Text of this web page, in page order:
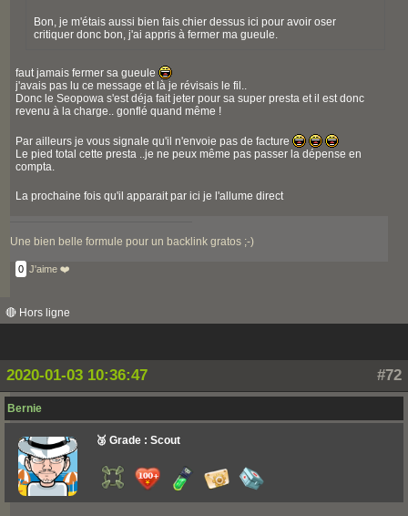
Bon, je m'étais aussi bien fais chier dessus ici pour avoir oser
critiquer donc bon, j'ai appris à fermer ma gueule.
faut jamais fermer sa gueule
j'avais pas lu ce message et là je révisais le fil..
Donc le Seopowa s'est déja fait jeter pour sa super presta et il est donc
revenu à la charge.. gonflé quand même !
Par ailleurs je vous signale qu'il n'envoie pas de facture
Le pied total cette presta ..je ne peux même pas passer la dépense en
compta.
La prochaine fois qu'il apparait par ici je l'allume direct
Une bien belle formule pour un backlink gratos ;-)
0 J'aime ❤️
🔴 Hors ligne
#72
2020-01-03 10:36:47
Bernie
🥉 Grade : Scout